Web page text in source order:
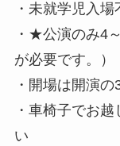
・未就学児入
・★公演のみ4
が必要です。）
・開場は開演
・車椅子でお
い